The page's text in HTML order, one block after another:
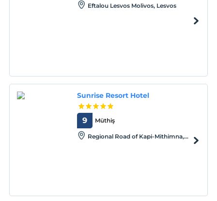
Eftalou Lesvos Molivos, Lesvos
Sunrise Resort Hotel
Müthiş
9
Regional Road of Kapi-Mithimna,